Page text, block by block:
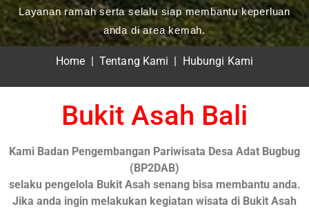
Layanan ramah serta selalu siap membantu keperluan
anda di area kemah.
Home Tentang Kami Hubungi Kami
Bukit Asah Bali
Kami Badan Pengembangan Pariwisata Desa Adat Bugbug
(BP2DAB)
selaku pengelola Bukit Asah senang bisa membantu anda.
Jika anda ingin melakukan kegiatan wisata di Bukit Asah